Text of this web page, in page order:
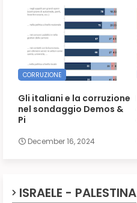
CORRUZIONE
Gli italiani e la corruzione
nel sondaggio Demos &
Pi
December 16, 2024
ISRAELE - PALESTINA